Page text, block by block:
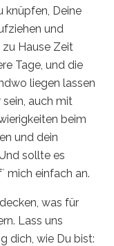
knüpfen, Deine
und
Hause Zeit
Tage, und die
liegen lassen
auch mit
beim
und dein
sollte es
mich einfach an.
was für
Lass uns
dich, wie Du bist: